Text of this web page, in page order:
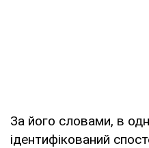
За його словами, в
ідентифікований